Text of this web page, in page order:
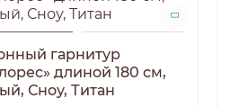
гарнитур
длиной 180 см,
Сноу, Титан